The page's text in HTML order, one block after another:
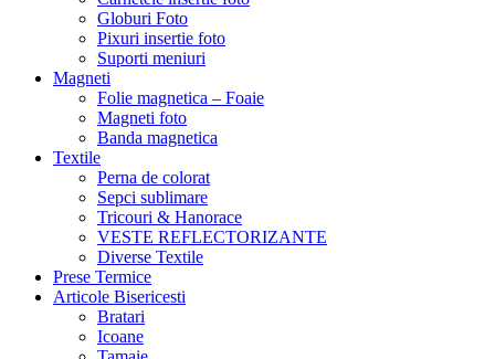
Globuri Foto
Pixuri insertie foto
Suporti meniuri
Magneti
Folie magnetica – Foaie
Magneti foto
Banda magnetica
Textile
Perna de colorat
Sepci sublimare
Tricouri & Hanorace
VESTE REFLECTORIZANTE
Diverse Textile
Prese Termice
Articole Bisericesti
Bratari
Icoane